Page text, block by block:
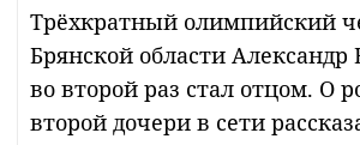
Трёхкратный олимпийский
Брянской области
во второй раз стал отцом. О
второй дочери в сети